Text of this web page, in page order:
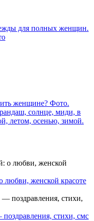
для полных женщин.
женщине? Фото.
солнце, миди, в
летом, осенью, зимой.
женской красоте
стихи, смс